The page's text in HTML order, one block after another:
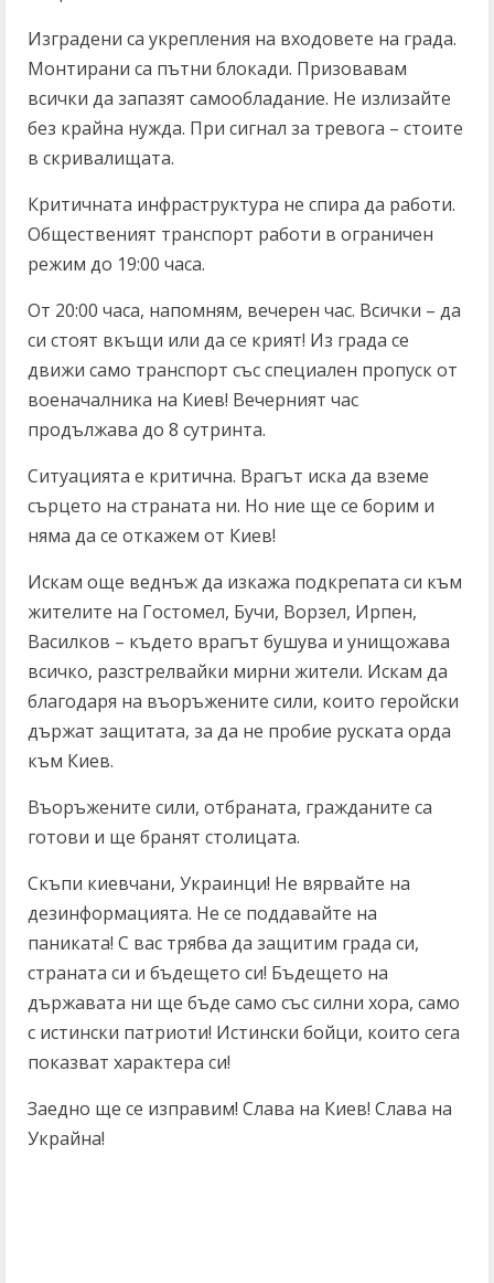
Изградени са укрепления на входовете на града.
Монтирани са пътни блокади. Призовавам
всички да запазят самообладание. Не излизайте
без крайна нужда. При сигнал за тревога – стоите
в скривалищата.
Критичната инфраструктура не спира да работи.
Общественият транспорт работи в ограничен
режим до 19:00 часа.
От 20:00 часа, напомням, вечерен час. Всички – да
си стоят вкъщи или да се крият! Из града се
движи само транспорт със специален пропуск от
военачалника на Киев! Вечерният час
продължава до 8 сутринта.
Ситуацията е критична. Врагът иска да вземе
сърцето на страната ни. Но ние ще се борим и
няма да се откажем от Киев!
Искам още веднъж да изкажа подкрепата си към
жителите на Гостомел, Бучи, Ворзел, Ирпен,
Василков – където врагът бушува и унищожава
всичко, разстрелвайки мирни жители. Искам да
благодаря на въоръжените сили, които геройски
държат защитата, за да не пробие руската орда
към Киев.
Въоръжените сили, отбраната, гражданите са
готови и ще бранят столицата.
Скъпи киевчани, Украинци! Не вярвайте на
дезинформацията. Не се поддавайте на
паниката! С вас трябва да защитим града си,
страната си и бъдещето си! Бъдещето на
държавата ни ще бъде само със силни хора, само
с истински патриоти! Истински бойци, които сега
показват характера си!
Заедно ще се изправим! Слава на Киев! Слава на
Украйна!